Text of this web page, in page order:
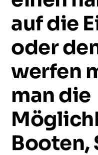
aufdie
oder
werfen
mandie
Booten,